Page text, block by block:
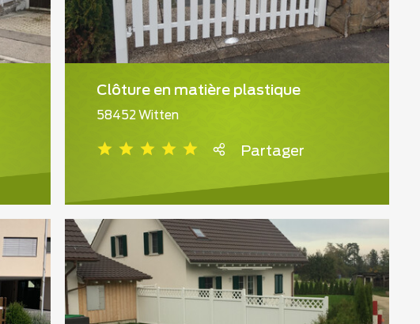
Clôture en matière plastique
58452 Witten
Partager